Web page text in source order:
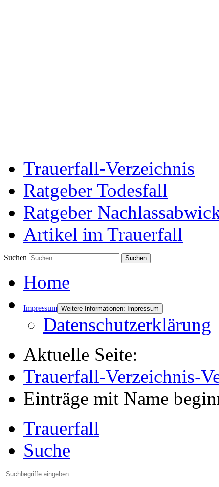
Trauerfall-Verzeichnis
Ratgeber Todesfall
Ratgeber
Artikel im Trauerfall
Suchen Suchen
Home
Impressum Weitere Informationen: Impressum
Datenschutzerklärung
Aktuelle Seite:
Trauerfall-Verzeichnis-
Einträge mit Name
Trauerfall
Suche